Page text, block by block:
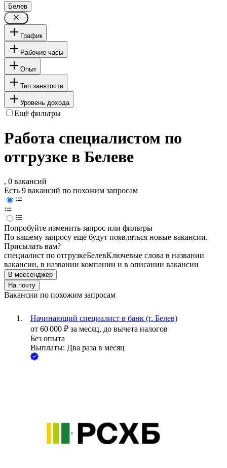
Белев
График
Рабочие часы
Опыт
Тип занятости
Уровень дохода
Ещё фильтры
Работа специалистом по
отгрузке в Белеве
, 0 вакансий
Есть 9 вакансий по похожим запросам
Попробуйте изменить запрос или фильтры
По вашему запросу ещё будут появляться новые вакансии.
Присылать вам?
специалист по отгрузкеБелевКлючевые слова в названии
вакансии, в названии компании и в описании вакансии
В мессенджер
На почту
Вакансии по похожим запросам
Начинающий специалист в банк (г. Белев)
от 60 000 ₽ за месяц, до вычета налогов
Без опыта
Выплаты: Два раза в месяц